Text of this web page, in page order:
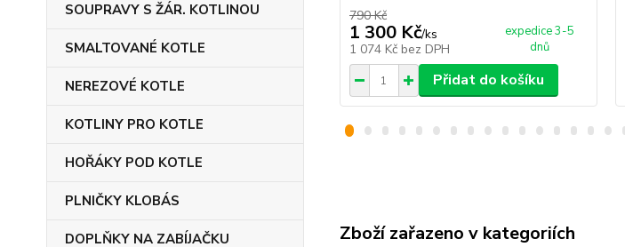
SOUPRAVY S ŽÁR. KOTLINOU
SMALTOVANÉ KOTLE
NEREZOVÉ KOTLE
KOTLINY PRO KOTLE
HOŘÁKY POD KOTLE
PLNIČKY KLOBÁS
DOPLŇKY NA ZABÍJAČKU
790 Kč
1 300 Kč/ks
1 074 Kč bez DPH
expedice 3-5
dnů
Přidat do košíku
Zboží zařazeno v kategoriích